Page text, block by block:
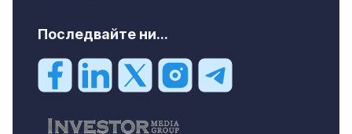
Последвайте ни...